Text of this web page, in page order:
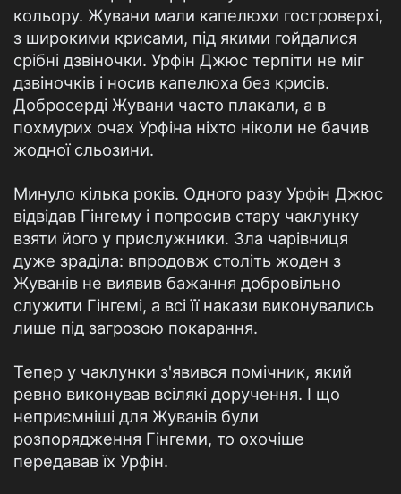
кольору. Жувани мали капелюхи гостроверхі,
з широкими крисами, під якими гойдалися
срібні дзвіночки. Урфін Джюс терпіти не міг
дзвіночків і носив капелюха без крисів.
Добросерді Жувани часто плакали, а в
похмурих очах Урфіна ніхто ніколи не бачив
жодної сльозини.
Минуло кілька років. Одного разу Урфін Джюс
відвідав Гінгему і попросив стару чаклунку
взяти його у прислужники. Зла чарівниця
дуже зраділа: впродовж століть жоден з
Жуванів не виявив бажання добровільно
служити Гінгемі, а всі її накази виконувались
лише під загрозою покарання.
Тепер у чаклунки з'явився помічник, який
ревно виконував всілякі доручення. І що
неприємніші для Жуванів були
розпорядження Гінгеми, то охочіше
передавав їх Урфін.